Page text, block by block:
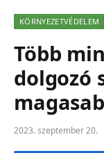
KÖRNYEZETVÉDELEM
Több
dolgozó
2023. szeptember 20.